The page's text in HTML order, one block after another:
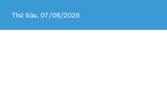
Thứ Sáu, 07/08/2026